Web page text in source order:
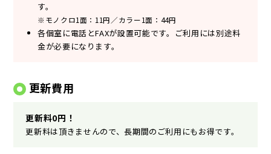
す。
※モノクロ1面：11円／カラー1面：44円
各個室に電話とFAXが設置可能です。ご利用には別途料
金が必要になります。
更新費用
更新料0円！
更新料は頂きませんので、長期間のご利用にもお得です。